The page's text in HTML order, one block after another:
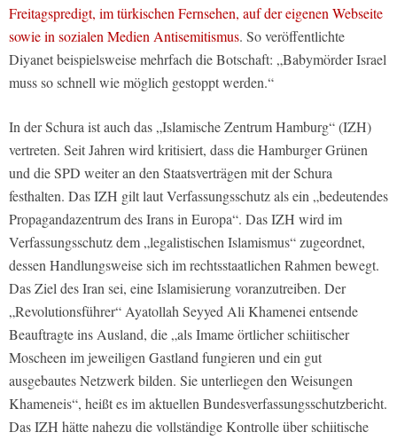
Freitagspredigt, im türkischen Fernsehen, auf der eigenen Webseite
sowie in sozialen Medien Antisemitismus. So veröffentlichte
Diyanet beispielsweise mehrfach die Botschaft: „Babymörder Israel
muss so schnell wie möglich gestoppt werden.“
In der Schura ist auch das „Islamische Zentrum Hamburg“ (IZH)
vertreten. Seit Jahren wird kritisiert, dass die Hamburger Grünen
und die SPD weiter an den Staatsverträgen mit der Schura
festhalten. Das IZH gilt laut Verfassungsschutz als ein „bedeutendes
Propagandazentrum des Irans in Europa“. Das IZH wird im
Verfassungsschutz dem „legalistischen Islamismus“ zugeordnet,
dessen Handlungsweise sich im rechtsstaatlichen Rahmen bewegt.
Das Ziel des Iran sei, eine Islamisierung voranzutreiben. Der
„Revolutionsführer“ Ayatollah Seyyed Ali Khamenei entsende
Beauftragte ins Ausland, die „als Imame örtlicher schiitischer
Moscheen im jeweiligen Gastland fungieren und ein gut
ausgebautes Netzwerk bilden. Sie unterliegen den Weisungen
Khameneis“, heißt es im aktuellen Bundesverfassungsschutzbericht.
Das IZH hätte nahezu die vollständige Kontrolle über schiitische